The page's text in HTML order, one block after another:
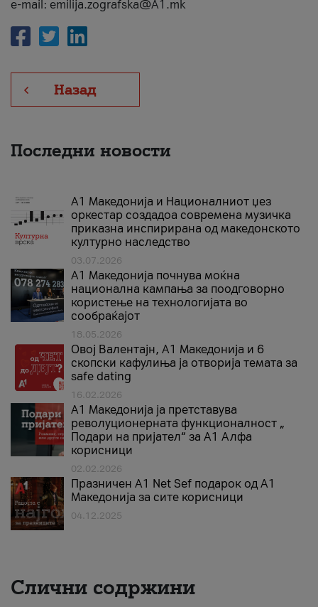
e-mail: emilija.zografska@A1.mk
Назад
Последни новости
А1 Македонија и Националниот џез
оркестар создадоа современа музичка
приказна инспирирана од македонското
културно наследство
03.07.2026
A1 Македонија почнува моќна
национална кампања за поодговорно
користење на технологијата во
сообраќајот
18.05.2026
Овој Валентајн, A1 Македонија и 6
скопски кафулиња ја отворија темата за
safe dating
16.02.2026
А1 Македонија ја претставува
револуционерната функционалност „
Подари на пријател“ за А1 Алфа
корисници
02.02.2026
Празничен A1 Net Sеf подарок од А1
Македонија за сите корисници
04.12.2025
Слични содржини